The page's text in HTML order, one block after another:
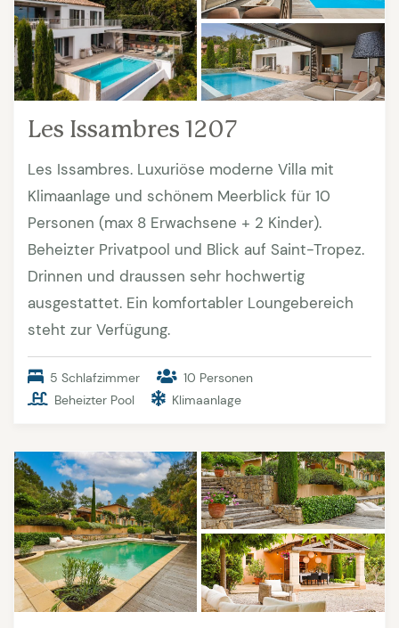
Les Issambres 1207
Les Issambres. Luxuriöse moderne Villa mit
Klimaanlage und schönem Meerblick für 10
Personen (max 8 Erwachsene + 2 Kinder).
Beheizter Privatpool und Blick auf Saint-Tropez.
Drinnen und draussen sehr hochwertig
ausgestattet. Ein komfortabler Loungebereich
steht zur Verfügung.
5 Schlafzimmer
10 Personen
Beheizter Pool
Klimaanlage